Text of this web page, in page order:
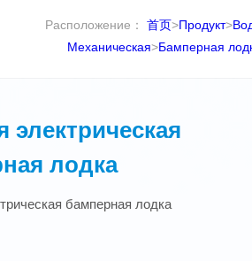
Расположение： 首页>Продукт>
Механическая>Бамперная
электрическая
лодка
бамперная лодка